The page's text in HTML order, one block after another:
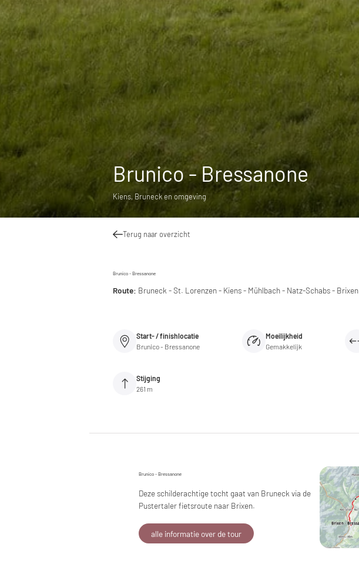
Brunico - Bressanone
Kiens, Bruneck en omgeving
Terug naar overzicht
Brunico - Bressanone
Route: Bruneck - St. Lorenzen - Kiens - Mühlbach - Natz-Schabs - Brixen
Start- / finishlocatie
Brunico - Bressanone
Moeilijkheid
Gemakkelijk
Stijging
261 m
Brunico - Bressanone
Deze schilderachtige tocht gaat van Bruneck via de
Pustertaler fietsroute naar Brixen.
alle informatie over de tour